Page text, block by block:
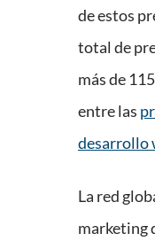
de estos
total de
más de
entre las
desarrollo
La red
marketing